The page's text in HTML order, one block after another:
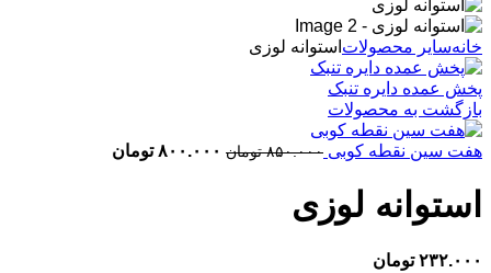
خانهسایر محصولات استوانه لوزی
پخش عمده دایره تنبک
بازگشت به محصولات
هفت سین نقطه کوبی ۸۵۰.۰۰۰ تومان قیمت
۸۰۰.۰۰۰ تومان
استوانه لوزی
۲۳۲.۰۰۰ تومان